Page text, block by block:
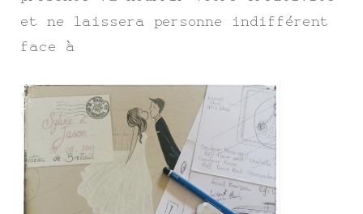
et ne laissera personne indifférent
face à